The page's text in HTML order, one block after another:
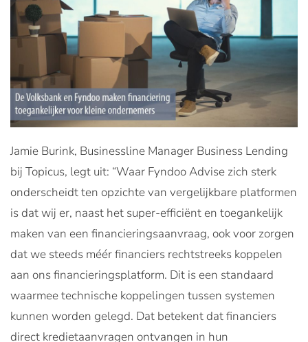
Jamie Burink, Businessline Manager Business Lending
bij Topicus, legt uit: “Waar Fyndoo Advise zich sterk
onderscheidt ten opzichte van vergelijkbare platformen
is dat wij er, naast het super-efficiënt en toegankelijk
maken van een financieringsaanvraag, ook voor zorgen
dat we steeds méér financiers rechtstreeks koppelen
aan ons financieringsplatform. Dit is een standaard
waarmee technische koppelingen tussen systemen
kunnen worden gelegd. Dat betekent dat financiers
direct kredietaanvragen ontvangen in hun